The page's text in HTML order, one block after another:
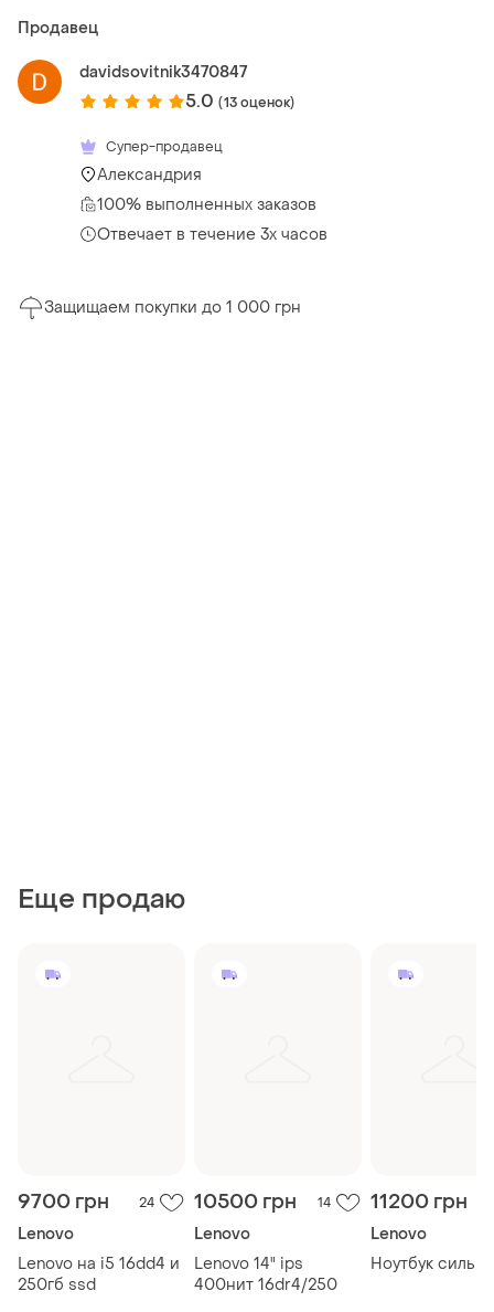
Продавец
davidsovitnik3470847
5.0 (13 оценок)
Супер-продавец
Александрия
100% выполненных заказов
Отвечает в течение 3х часов
Защищаем покупки до 1 000 грн
Еще продаю
9700 грн 24
Lenovo
Lenovo на i5 16dd4 и
250гб ssd
10500 грн 14
Lenovo
Lenovo 14" ips
400нит 16dr4/250
11200 грн
Lenovo
Ноутбук